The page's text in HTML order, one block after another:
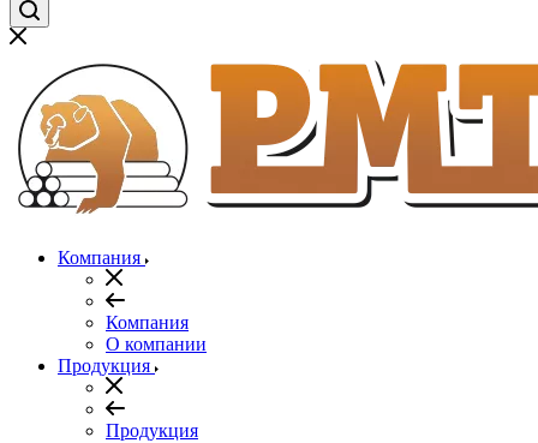
Компания
Компания
О компании
Продукция
Продукция